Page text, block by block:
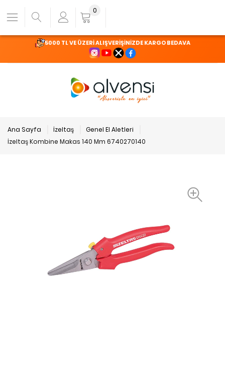
5000 TL VE ÜZERİ ALIŞVERİŞİNİZDE KARGO BEDAVA
0
Ana Sayfa İzeltaş
Genel El Aletleri
İzeltaş Kombine Makas 140 Mm 6740270140